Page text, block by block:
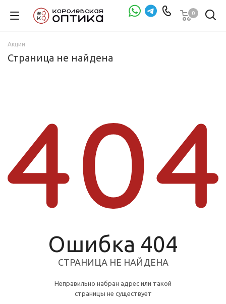
0
Акции
Страница не найдена
Ошибка 404
СТРАНИЦА НЕ НАЙДЕНА
Неправильно набран адрес или такой
страницы не существует